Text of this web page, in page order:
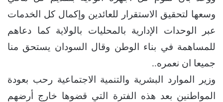
وسعها لتحقيق الاستقرار للعائدين وإكمال كل الخدمات
عبر الوحدات الإدارية بالمحليات بالولاية كما دعاهم
للمساهمة في بناء الوطن وقال السودان يستحق منا
جميعا ان نعمره..
وزير الموارد البشرية والتنمية الاجتماعية رحب بعودة
المواطنين بعد هذه الفترة التي قضوها خارج أرضهم